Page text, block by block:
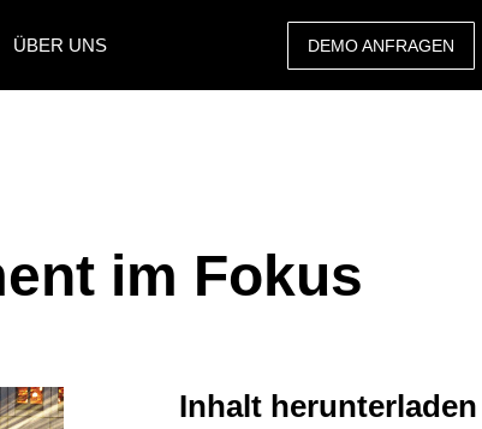
ÜBER UNS
Deutschland (Deutsch)
Sweden (English)
DEMO ANFRAGEN
im Fokus
Inhalt herunterladen